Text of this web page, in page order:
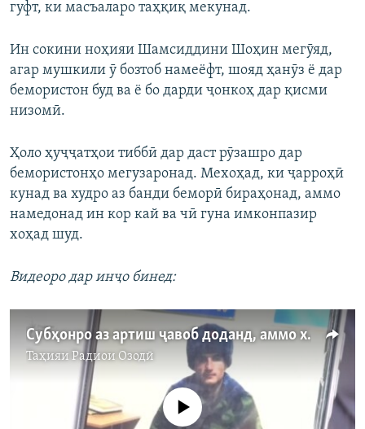
гуфт, ки масъаларо таҳқиқ мекунад.
Ин сокини ноҳияи Шамсиддини Шоҳин мегӯяд,
агар мушкили ӯ бозтоб намеёфт, шояд ҳанӯз ё дар
бемористон буд ва ё бо дарди ҷонкоҳ дар қисми
низомӣ.
Ҳоло ҳуҷҷатҳои тиббӣ дар даст рӯзашро дар
бемористонҳо мегузаронад. Мехоҳад, ки ҷарроҳӣ
кунад ва худро аз банди беморӣ бираҳонад, аммо
намедонад ин кор кай ва чӣ гуна имконпазир
хоҳад шуд.
Видеоро дар инҷо бинед:
Субҳонро аз артиш ҷавоб доданд, аммо хушҳол нест
Таҳияи Радиои Озодӣ
Феълан кор намекунад